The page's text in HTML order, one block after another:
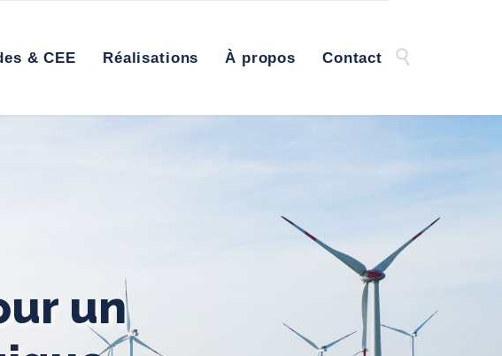
to
& CEE Réalisations À propos Contact 
un